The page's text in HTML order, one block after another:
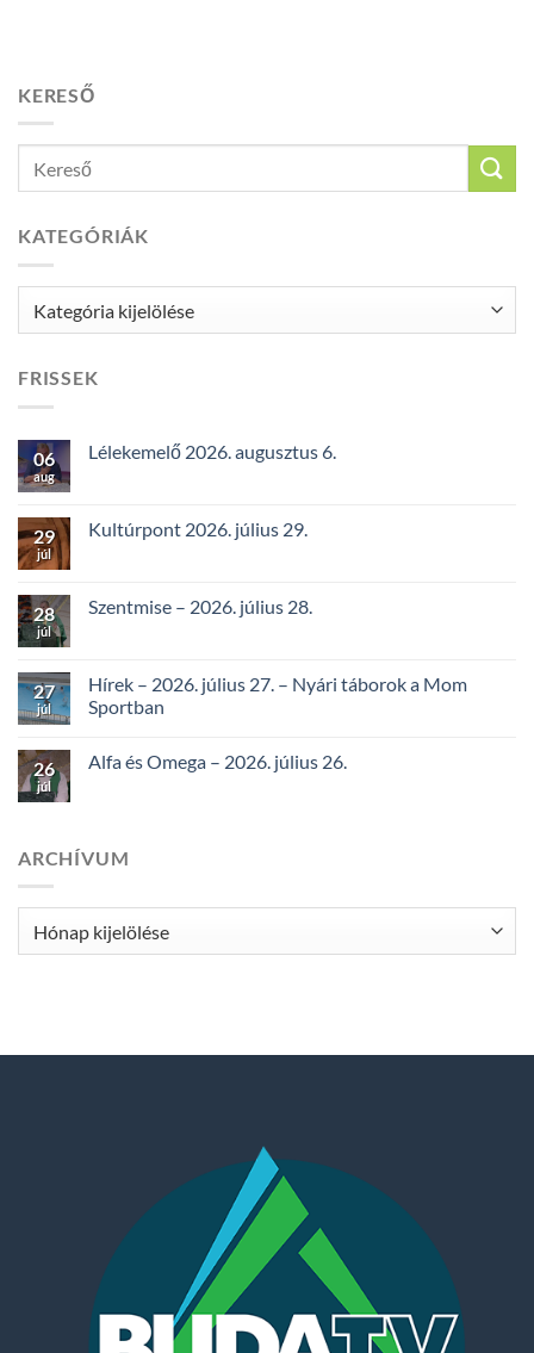
KERESŐ
KATEGÓRIÁK
FRISSEK
06
aug
Lélekemelő 2026. augusztus 6.
29
júl
Kultúrpont 2026. július 29.
28
júl
Szentmise – 2026. július 28.
27
júl
Hírek – 2026. július 27. – Nyári táborok a Mom
Sportban
26
júl
Alfa és Omega – 2026. július 26.
ARCHÍVUM